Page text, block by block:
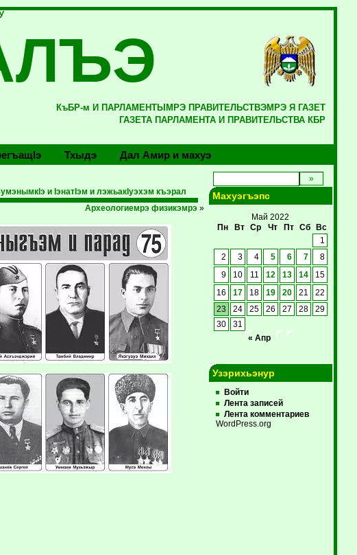
КъБР-м И ПАРЛАМЕНТЫМРЭ ПРАВИТЕЛЬСТВЭМРЭ Я ГАЗЕТ
ГАЗЕТА ПАРЛАМЕНТА И ПРАВИТЕЛЬСТВА КБР
Тхыдэ Дал Амир и махуэ
и IэнатIэм и лэжьакIуэхэм къэрал
Археологиемрэ физикэмрэ»
Махуэгъэпс
Май 2022
Пн
Вт Ср Чт Пт Сб
Вс
1
2
3 4 5 6 7 8
9 10 11 12 13 14 15
16 17 18 19 20 21
22
23
24 25 26 27 28
29
30
31
« Апр
Узэрихьэнур
Войти
Лента записей
Лента комментариев
WordPress.org